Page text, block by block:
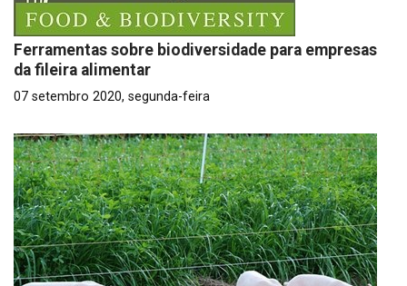
Ferramentas sobre biodiversidade para empresas
da fileira alimentar
07 setembro 2020, segunda-feira